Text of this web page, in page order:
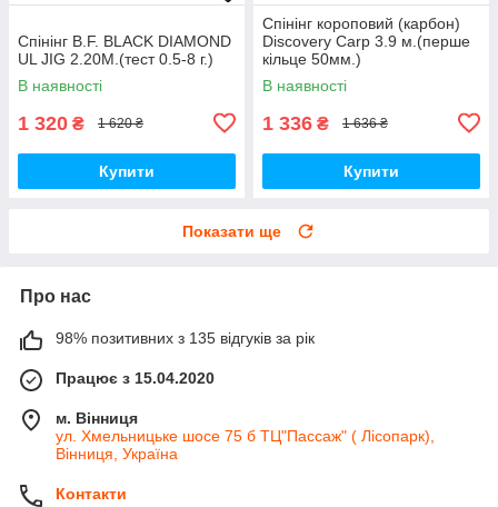
Спінінг B.F. BLACK DIAMOND
UL JIG 2.20M.(тест 0.5-8 г.)
В наявності
1 320 ₴ 1 620 ₴
Купити
Спінінг короповий (карбон)
Discovery Carp 3.9 м.(перше
кільце 50мм.)
В наявності
1 336 ₴ 1 636 ₴
Купити
Показати ще
Про нас
98% позитивних з 135 відгуків за рік
Працює з 15.04.2020
м. Вінниця
ул. Хмельницьке шосе 75 б ТЦ"Пассаж" ( Лісопарк),
Вінниця, Україна
Контакти